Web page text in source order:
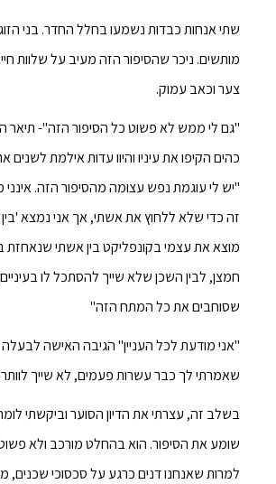
שתי אנחות כבדות נשמעו בחלל החדר. בני
מותשים. ניכר שהסיפור הזה מעיב על שלוות
צער וכאב עמוק.
"גם לי ממש לא פשוט כל הסיפור הזה"- תיאר
כהים הקיפו את עיניו והיוו עדות אילמת לשנים
"יש לי עוגמת נפש עצומה מהסיפור הזה.
זה כדי שלא ללחוץ את אשתי, אך אני נמצא
מוצא את עצמי בקונפליקט בין אשתי שנאחזת
חמצן, לבין השכן שלא שייך להסתכל לו
שסוחבים את כל המתח הזה"
"אני מודעת לכל העניין" הגיבה האישה
שאמרתי לך כבר עשרות פעמים, לא שייך
בשלב זה, עצרתי את הדיון הסוער וביקשתי
שומע את הסיפור. הוא בהחלט מורכב ולא
למרות שאנחנו דנים כרגע על סכסוכי שכנים,